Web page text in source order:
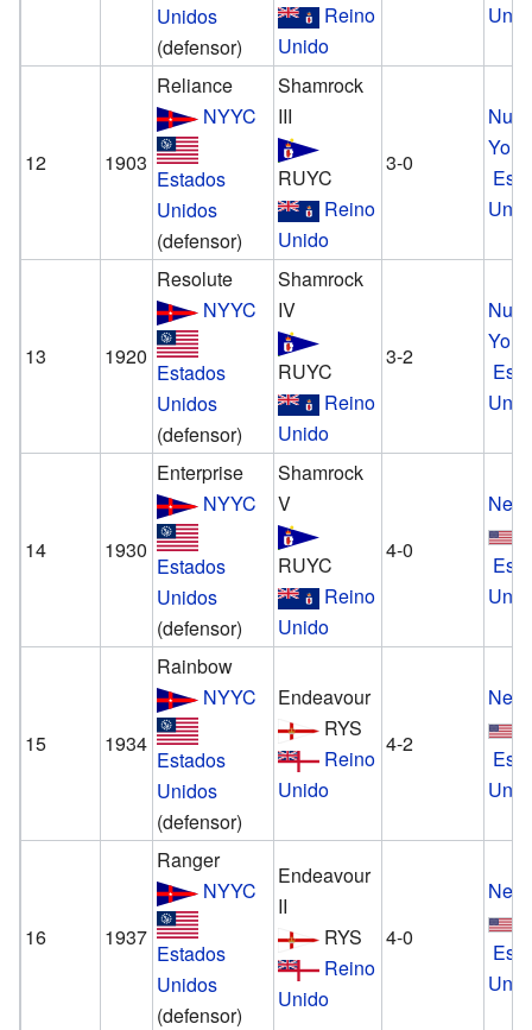
Unidos
(defensor)
Reino
Unido
12 1903
Reliance
NYYC
Estados
Unidos
(defensor)
Shamrock
III
RUYC
Reino
Unido
3-0
York
13 1920
Resolute
NYYC
Estados
Unidos
(defensor)
Shamrock
IV
RUYC
Reino
Unido
3-2
York
14 1930
Enterprise
NYYC
Estados
Unidos
(defensor)
Shamrock
V
RUYC
Reino
Unido
4-0
15 1934
Rainbow
NYYC
Estados
Unidos
(defensor)
Endeavour
RYS
Reino
Unido
4-2
16 1937
Ranger
NYYC
Estados
Unidos
(defensor)
Endeavour
II
RYS
Reino
Unido
4-0